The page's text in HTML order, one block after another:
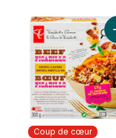
Coup de cœur